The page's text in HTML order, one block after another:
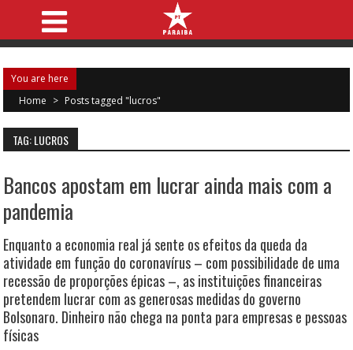
You are here
Home > Posts tagged "lucros"
TAG: LUCROS
Bancos apostam em lucrar ainda mais com a
pandemia
Enquanto a economia real já sente os efeitos da queda da
atividade em função do coronavírus – com possibilidade de uma
recessão de proporções épicas –, as instituições financeiras
pretendem lucrar com as generosas medidas do governo
Bolsonaro. Dinheiro não chega na ponta para empresas e pessoas
físicas